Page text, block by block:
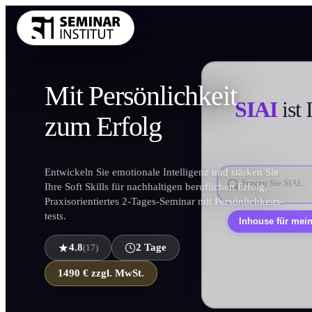
Vertrieb und
Projekt und
Marketing
Personal und
Finanzen
Mit Persönlichkeit
zumErfolg
Entwickeln Sie emotionale Intelligenz und stärken Sie
Ihre Soft Skills für nachhaltigen beruflichen Erfolg.
Praxisorientiertes 2-Tages-Seminar mit Persönlichkeits­
tests.
4.8(17) 2 Tage
1490 € zzgl. MwSt.
SIAIist